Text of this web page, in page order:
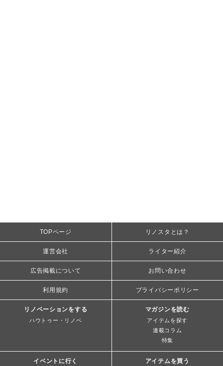
TOPページ リノスタとは？
運営会社 ライター紹介
広告掲載について お問い合わせ
利用規約 プライバシーポリシー
リノベーションをする
ハウトゥー・リノベ
マガジンを読む
アイテムを探す
連載コラム
特集
イベントに行く アイテムを買う